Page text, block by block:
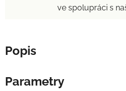
ve spolupráci s
Popis
Parametry